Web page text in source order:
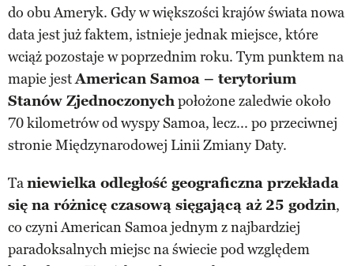
do obu Ameryk. Gdy w większości krajów świata nowa
data jest już faktem, istnieje jednak miejsce, które
wciąż pozostaje w poprzednim roku. Tym punktem na
mapie jestAmerican Samoa – terytorium
Stanów Zjednoczonychpołożone zaledwie około
70 kilometrów od wyspy Samoa, lecz... po przeciwnej
stronie Międzynarodowej Linii Zmiany Daty.
Taniewielka odległość geograficzna przekłada
się na różnicę czasową sięgającą aż 25 godzin,
co czyni American Samoa jednym z najbardziej
paradoksalnych miejsc na świecie pod względem